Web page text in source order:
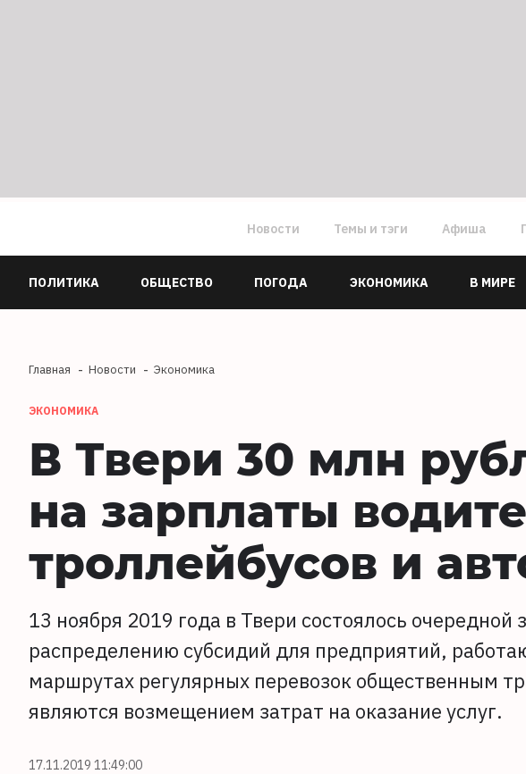
Новости Темы и тэги Афиша
ПОЛИТИКА ОБЩЕСТВО ПОГОДА ЭКОНОМИКА В МИРЕ
Главная Новости Экономика
ЭКОНОМИКА
В Твери 30 млн
на зарплаты
троллейбусов и
13 ноября 2019 года в Твери состоялось очередной
распределению субсидий для предприятий,
маршрутах регулярных перевозок общественным
являются возмещением затрат на оказание услуг.
17.11.2019 11:49:00